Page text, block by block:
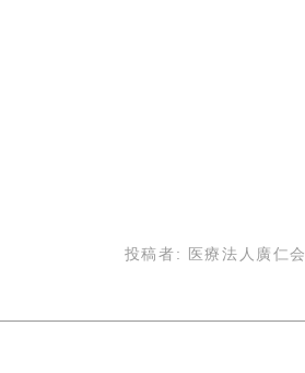
投稿者: 医療法人廣仁会